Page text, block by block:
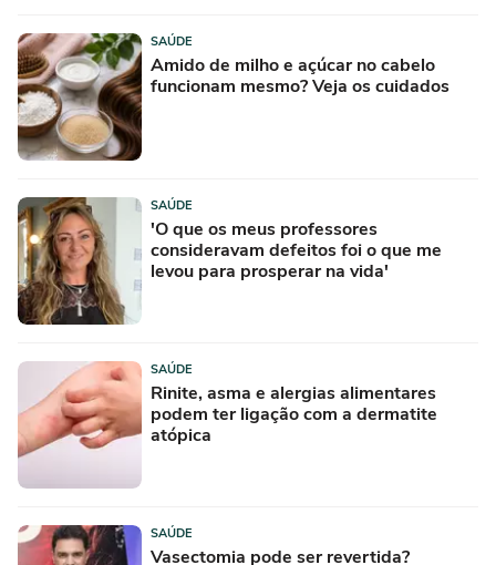
SAÚDE
Amido de milho e açúcar no cabelo
funcionam mesmo? Veja os cuidados
SAÚDE
'O que os meus professores
consideravam defeitos foi o que me
levou para prosperar na vida'
SAÚDE
Rinite, asma e alergias alimentares
podem ter ligação com a dermatite
atópica
SAÚDE
Vasectomia pode ser revertida?